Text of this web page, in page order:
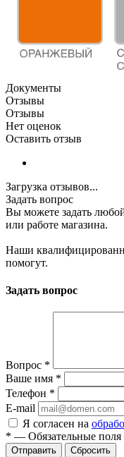
Документы
Отзывы
Отзывы
Нет оценок
Оставить отзыв
Загрузка отзывов...
Задать вопрос
Вы можете задать
или работе магазина.
Наши
помогут.
Задать вопрос
Вопрос *
Ваше имя *
Телефон *
E-mail
Я согласен на
* — Обязательные поля
Сбросить